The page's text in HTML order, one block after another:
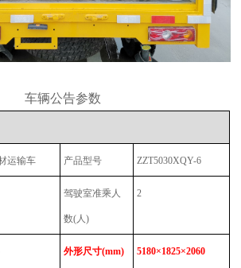
车辆公告参数
运输车 产品型号 ZZT5030XQY-6
驾驶室准乘人
数(人)
2
外形尺寸(mm) 5180×1825×2060